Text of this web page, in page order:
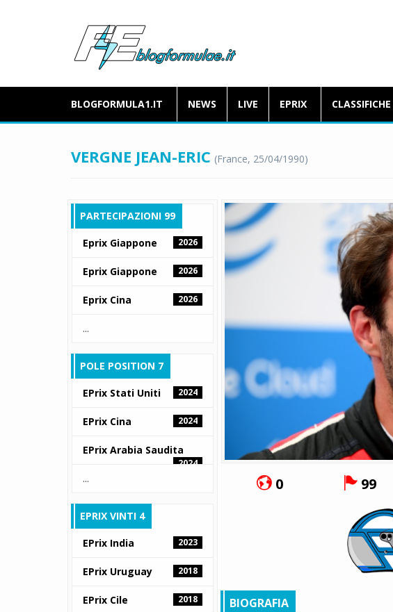
BLOGFORMULA1.IT NEWS LIVE EPRIX CLASSIFICHE
VERGNE JEAN-ERIC (France, 25/04/1990)
PARTECIPAZIONI 99
Eprix Giappone 2026
Eprix Giappone 2026
Eprix Cina 2026
...
POLE POSITION 7
EPrix Stati Uniti 2024
EPrix Cina 2024
EPrix Arabia Saudita
2024
...
EPRIX VINTI 4
EPrix India 2023
EPrix Uruguay 2018
EPrix Cile 2018
0 99
BIOGRAFIA